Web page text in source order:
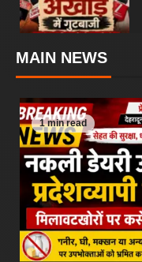
MAIN NEWS
1 min read